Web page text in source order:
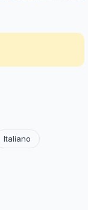
Italiano